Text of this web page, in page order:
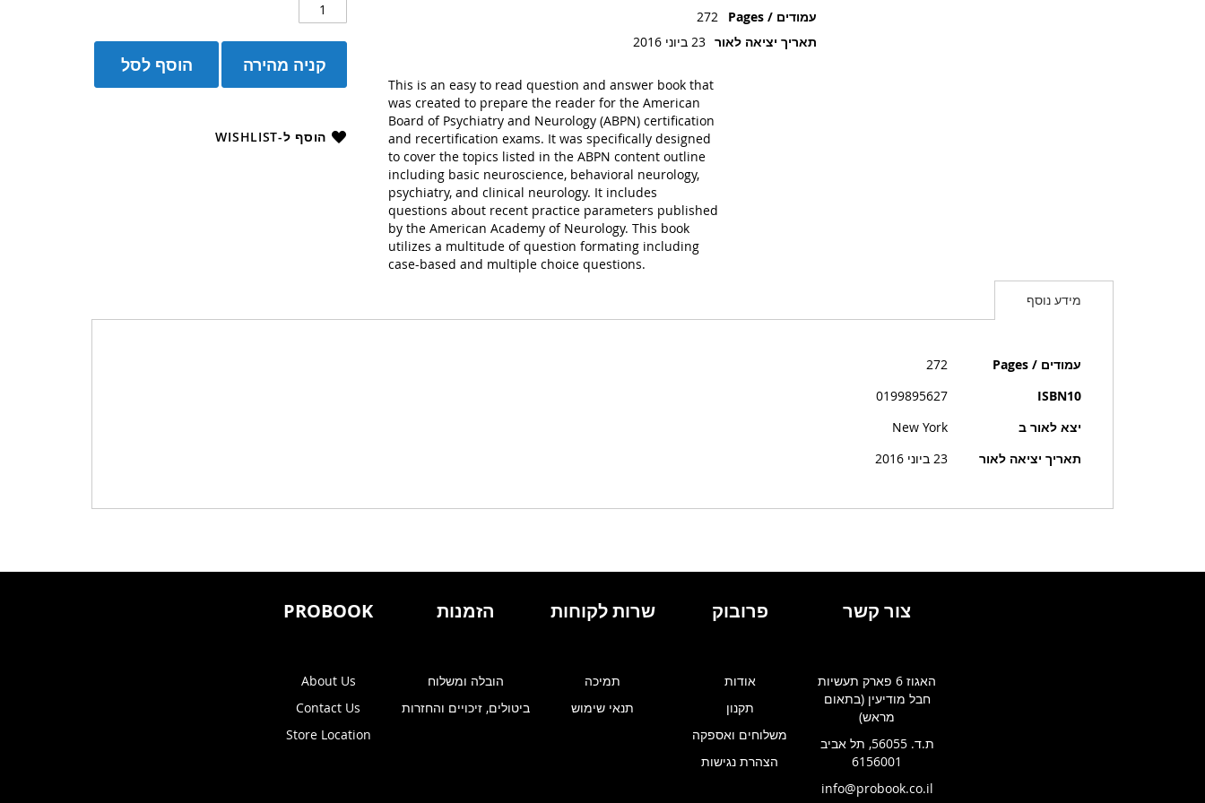
הוסף לסל קניה מהירה
הוסף ל-WISHLIST
עמודים / Pages
272
תאריך יציאה לאור 23 ביוני 2016
This is an easy to read question and answer book that
was created to prepare the reader for the American
Board of Psychiatry and Neurology (ABPN) certification
and recertification exams. It was specifically designed
to cover the topics listed in the ABPN content outline
including basic neuroscience, behavioral neurology,
psychiatry, and clinical neurology. It includes
questions about recent practice parameters published
by the American Academy of Neurology. This book
utilizes a multitude of question formating including
case-based and multiple choice questions.
מידע נוסף
מידע
עמודים / Pages
272
ISBN10
0199895627
יצא לאור ב
New York
תאריך יציאה לאור
23 ביוני 2016
צור קשר
האגוז 6 פארק תעשיות
חבל מודיעין (בתאום
מראש)
ת.ד. 56055, תל אביב
6156001
info@probook.co.il
פרובוק
אודות
תקנון
משלוחים ואספקה
הצהרת נגישות
שרות לקוחות
תמיכה
תנאי שימוש
הזמנות
הובלה ומשלוח
ביטולים, זיכויים והחזרות
PROBOOK
About Us
Contact Us
Store Location